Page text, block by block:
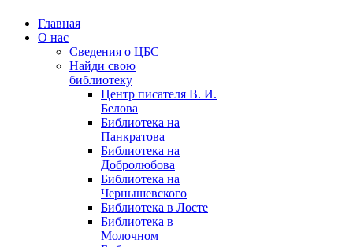
Главная
О нас
Сведения о ЦБС
Найди свою
библиотеку
Центр писателя В. И.
Белова
Библиотека на
Панкратова
Библиотека на
Добролюбова
Библиотека на
Чернышевского
Библиотека в Лосте
Библиотека в
Молочном